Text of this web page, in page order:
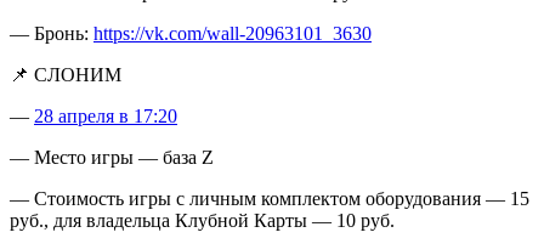
— Бронь: https://vk.com/wall-20963101_3630
📌 СЛОНИМ
— 28 апреля в 17:20
— Место игры — база Z
— Стоимость игры с личным комплектом оборудования — 15
руб., для владельца Клубной Карты — 10 руб.